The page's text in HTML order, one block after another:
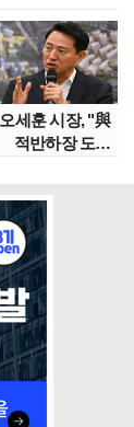
오세훈 시장, "與
적반하장 도